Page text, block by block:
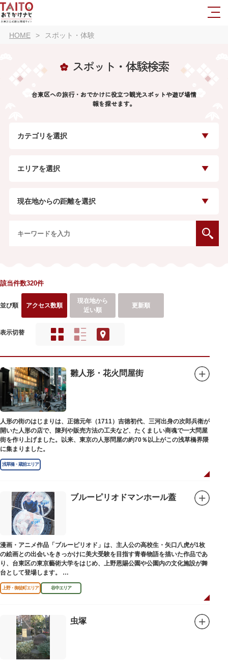
HOME スポット・体験
スポット・体験検索
台東区への旅行・おでかけに役立つ観光スポットや遊び場情
報を探せます。
カテゴリを選択
エリアを選択
現在地からの距離を選択
該当件数320件
並び順 アクセス数順
現在地から
近い順
更新順
表示切替
雛人形・花火問屋街
人形の街のはじまりは、正徳元年（1711）吉徳初代、三河出身の次郎兵衛が
開いた人形の店で、陳列や販売方法の工夫など、たくましい商魂で一大問屋
街を作り上げました。以来、東京の人形問屋の約70％以上がこの浅草橋界隈
に集まりました。
浅草橋・蔵前エリア
ブルーピリオドマンホール蓋
漫画・アニメ作品「ブルーピリオド」は、主人公の高校生・矢口八虎が1枚
の絵画との出会いをきっかけに美大受験を目指す青春物語を描いた作品であ
り、台東区の東京藝術大学をはじめ、上野恩賜公園や公園内の文化施設が舞
台として登場します。
区にゆかりのある本作品を通して、新たな観光スポット創出による誘客促進
と区内観光客の回遊性向上を図るため、こちらのマンホール蓋を設置しまし
設置年月日：令和4年3月1日
上野・御徒町エリア 谷中エリア
虫塚